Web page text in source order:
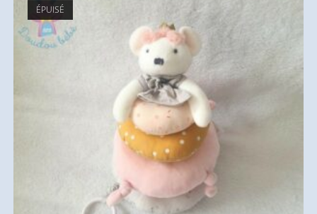
ÉPUISÉ